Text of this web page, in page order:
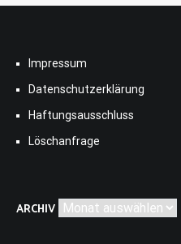
Impressum
Datenschutzerklärung
Haftungsausschluss
Löschanfrage
ARCHIV Archiv